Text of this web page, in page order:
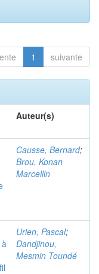
1 suivante
Auteur(s)
Causse, Bernard;
Brou, Konan
Marcellin
Urien, Pascal;
Dandjinou,
Mesmin Toundé